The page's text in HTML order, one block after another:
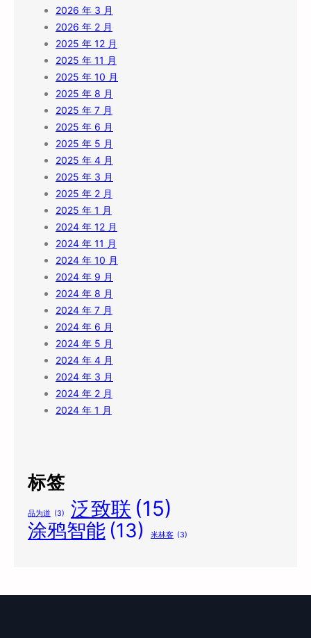
2026 年 3 月
2026 年 2 月
2025 年 12 月
2025 年 11 月
2025 年 10 月
2025 年 8 月
2025 年 7 月
2025 年 6 月
2025 年 5 月
2025 年 4 月
2025 年 3 月
2025 年 2 月
2025 年 1 月
2024 年 12 月
2024 年 11 月
2024 年 10 月
2024 年 9 月
2024 年 8 月
2024 年 7 月
2024 年 6 月
2024 年 5 月
2024 年 4 月
2024 年 3 月
2024 年 2 月
2024 年 1 月
标签
品为道 (3) 泛致联 (15)
涂鸦智能 (13) 米林客 (3)